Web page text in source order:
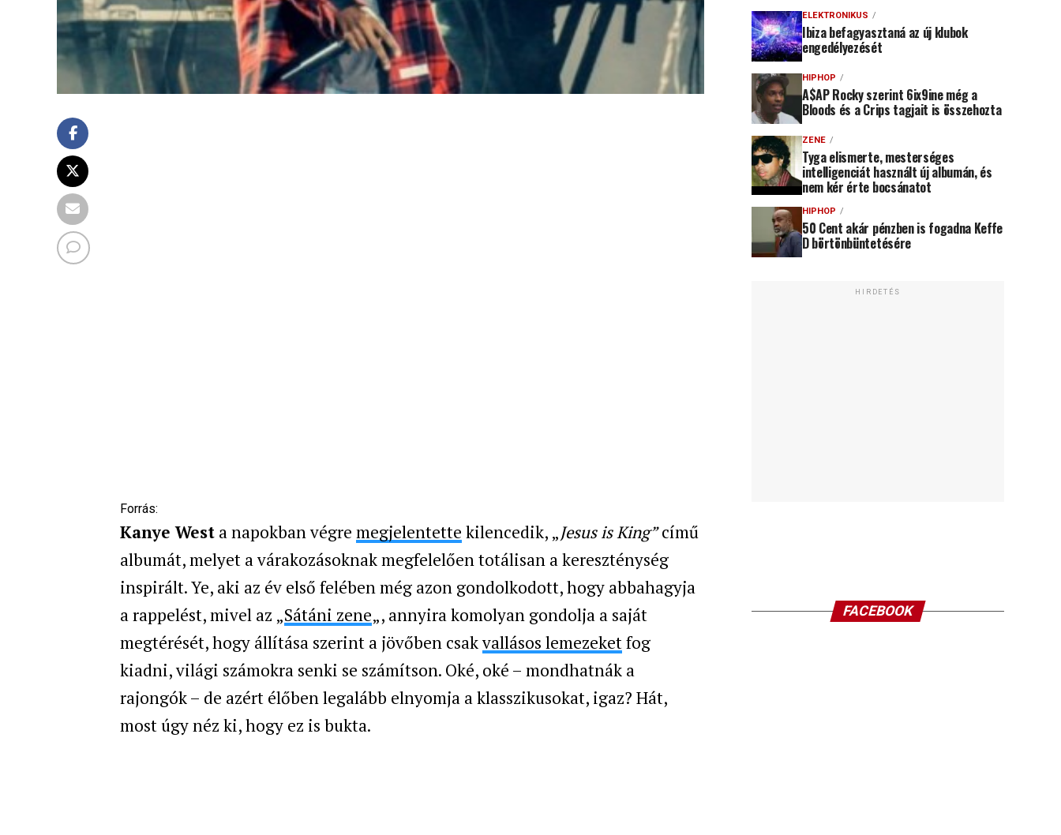
Forrás:
Kanye West a napokban végre megjelentette kilencedik, „Jesus is King”című
albumát, melyet a várakozásoknak megfelelően totálisan a kereszténység
inspirált. Ye, aki az év első felében még azon gondolkodott, hogy abbahagyja
a rappelést, mivel az „Sátáni zene„, annyira komolyan gondolja a saját
megtérését, hogy állítása szerint a jövőben csakvallásos lemezeketfog
kiadni, világi számokra senki se számítson. Oké, oké – mondhatnák a
rajongók – de azért élőben legalább elnyomja a klasszikusokat, igaz? Hát,
most úgy néz ki, hogy ez is bukta.
ELEKTRONIKUS
Ibiza befagyasztaná az új klubok
engedélyezését
HIPHOP
A$AP Rocky szerint 6ix9ine még a
Bloods és a Crips tagjait is összehozta
ZENE
Tyga elismerte, mesterséges
intelligenciát használt új albumán, és
nem kér érte bocsánatot
HIPHOP
50 Cent akár pénzben is fogadna Keffe
D börtönbüntetésére
HIRDETÉS
FACEBOOK